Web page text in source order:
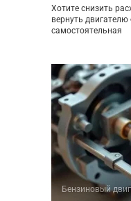
Хотите снизить
вернуть
самостоятельная
Бензиновый